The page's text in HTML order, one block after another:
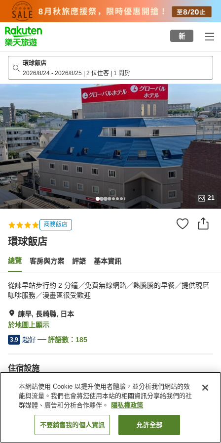
top
page
新
環球飯店
2026/8/24 - 2026/8/25 | 2 位住客 | 1 間房
21
商務飯店
環球飯店
總覽 客房與方案 評語 基本資訊
從諫早站步行約 2 分鐘／免費無線網路／熱騰騰的早餐／提供現磨
咖啡服務／漫畫區很受歡迎
諫早, 長崎縣, 日本
於地圖上顯示
3.9 超好 評語數： 185
住宿設施
停車場
Spa／美容沙龍
餐廳
自動販賣機
找客房
本網站使用 Cookie 以提升使用者體驗，並分析我們網站的效
能與流量。我們也會將您使用本站的相關資訊分享給我們的社
群媒體、廣告和分析合作夥伴。
隱私權政策
不要銷售我的個人資訊 允許全部